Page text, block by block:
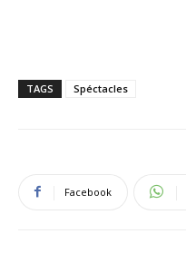
TAGS Spéctacles
Facebook